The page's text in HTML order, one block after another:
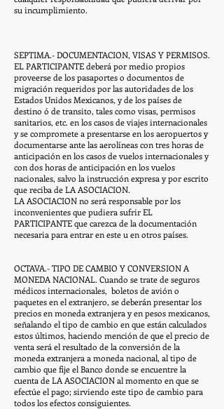
su incumplimiento.
SEPTIMA.- DOCUMENTACION, VISAS Y PERMISOS.
EL PARTICIPANTE deberá por medio propios
proveerse de los pasaportes o documentos de
migración requeridos por las autoridades de los
Estados Unidos Mexicanos, y de los países de
destino ó de transito, tales como visas, permisos
sanitarios, etc. en los casos de viajes internacionales
y se compromete a presentarse en los aeropuertos y
documentarse ante las aerolíneas con tres horas de
anticipación en los casos de vuelos internacionales y
con dos horas de anticipación en los vuelos
nacionales, salvo la instrucción expresa y por escrito
que reciba de LA ASOCIACION.
LA ASOCIACION no será responsable por los
inconvenientes que pudiera sufrir EL
PARTICIPANTE que carezca de la documentación
necesaria para entrar en este u en otros países.
OCTAVA.- TIPO DE CAMBIO Y CONVERSION A
MONEDA NACIONAL. Cuando se trate de seguros
médicos internacionales, boletos de avión o
paquetes en el extranjero, se deberán presentar los
precios en moneda extranjera y en pesos mexicanos,
señalando el tipo de cambio en que están calculados
estos últimos, haciendo mención de que el precio de
venta será el resultado de la conversión de la
moneda extranjera a moneda nacional, al tipo de
cambio que fije el Banco donde se encuentre la
cuenta de LA ASOCIACION al momento en que se
efectúe el pago; sirviendo este tipo de cambio para
todos los efectos consiguientes.